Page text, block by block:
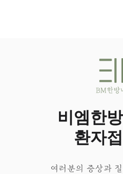
비엠한
환자
여러분의 증상과